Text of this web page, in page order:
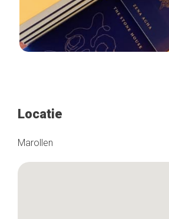
Locatie
Marollen